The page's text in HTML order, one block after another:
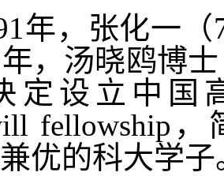
年，张化一（
年，汤晓鸥博
定设立中国
fellowship ，
优的科大学子